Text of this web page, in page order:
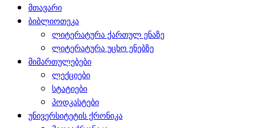
მთავარი
ბიბლიოთეკა
ლიტერატურა ქართულ ენაზე
ლიტერატურა უცხო ენებზე
მიმართულებები
ლექციები
სტატიები
პოდკასტები
უნივერსიტეტის ქრონიკა